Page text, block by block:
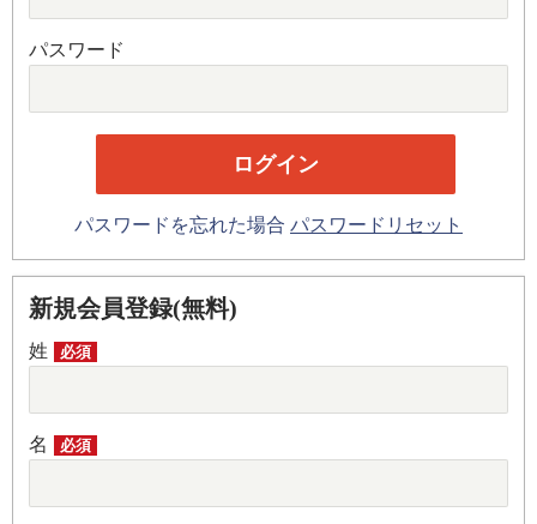
パスワード
パスワードを忘れた場合 パスワードリセット
新規会員登録(無料)
姓 必須
名 必須